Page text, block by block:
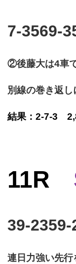
7-3569-
②後藤大は4車
別線の巻き返
結果：2-7-3
11R
39-
連日力強い先